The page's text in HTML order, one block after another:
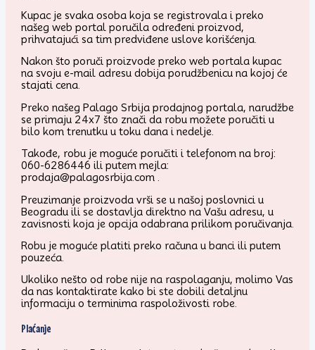
Kupac je svaka osoba koja se registrovala i preko
našeg web portal poručila određeni proizvod,
prihvatajući sa tim predviđene uslove korišćenja.
Nakon što poruči proizvode preko web portala kupac
na svoju e-mail adresu dobija porudžbenicu na kojoj će
stajati cena.
Preko našeg Palago Srbija prodajnog portala, narudžbe
se primaju 24x7 što znači da robu možete poručiti u
bilo kom trenutku u toku dana i nedelje.
Takođe, robu je moguće poručiti i telefonom na broj:
060-6286446 ili putem mejla:
prodaja@palagosrbija.com .
Preuzimanje proizvoda vrši se u našoj poslovnici u
Beogradu ili se dostavlja direktno na Vašu adresu, u
zavisnosti koja je opcija odabrana prilikom poručivanja.
Robu je moguće platiti preko računa u banci ili putem
pouzeća.
Ukoliko nešto od robe nije na raspolaganju, molimo Vas
da nas kontaktirate kako bi ste dobili detaljnu
informaciju o terminima raspoloživosti robe.
Plaćanje